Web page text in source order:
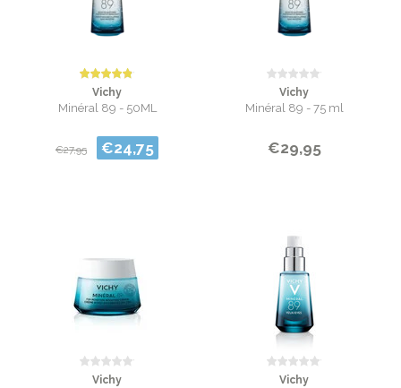
Vichy
Minéral 89 - 50ML
€27,95 €24,75
Vichy
Minéral 89 - 75 ml
€29,95
Vichy Vichy